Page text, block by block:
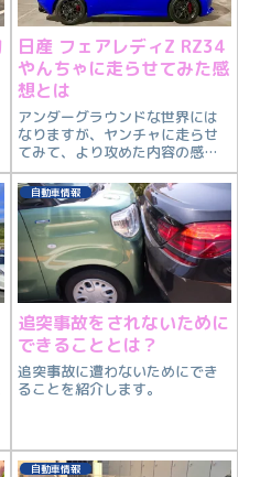
日産 フェアレディZ RZ34
やんちゃに走らせてみた感
想とは
アンダーグラウンドな世界には
なりますが、ヤンチャに走らせ
てみて、より攻めた内容の感想
を紹介します。
自動車情報
追突事故をされないために
できることとは？
追突事故に遭わないためにでき
ることを紹介します。
自動車情報